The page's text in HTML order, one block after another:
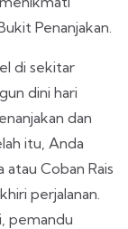
Penanjakan.
di sekitar
dini hari
dan
itu, Anda
Coban Rais
perjalanan.
pemandu